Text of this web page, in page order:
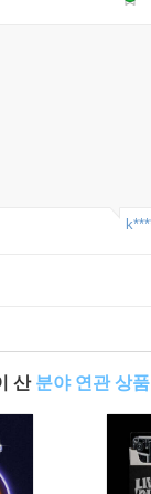
산 분야 연관 상품